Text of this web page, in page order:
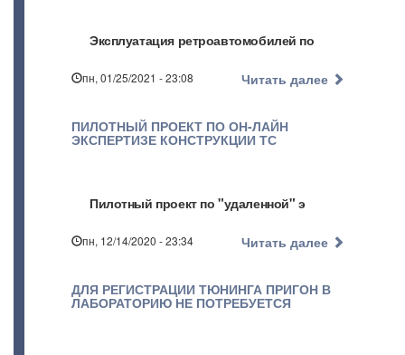
Эксплуатация ретроавтомобилей по
пн, 01/25/2021 - 23:08 Читать далее
ПИЛОТНЫЙ ПРОЕКТ ПО ОН-ЛАЙН
ЭКСПЕРТИЗЕ КОНСТРУКЦИИ ТС
Пилотный проект по "удаленной" э
пн, 12/14/2020 - 23:34 Читать далее
ДЛЯ РЕГИСТРАЦИИ ТЮНИНГА ПРИГОН В
ЛАБОРАТОРИЮ НЕ ПОТРЕБУЕТСЯ